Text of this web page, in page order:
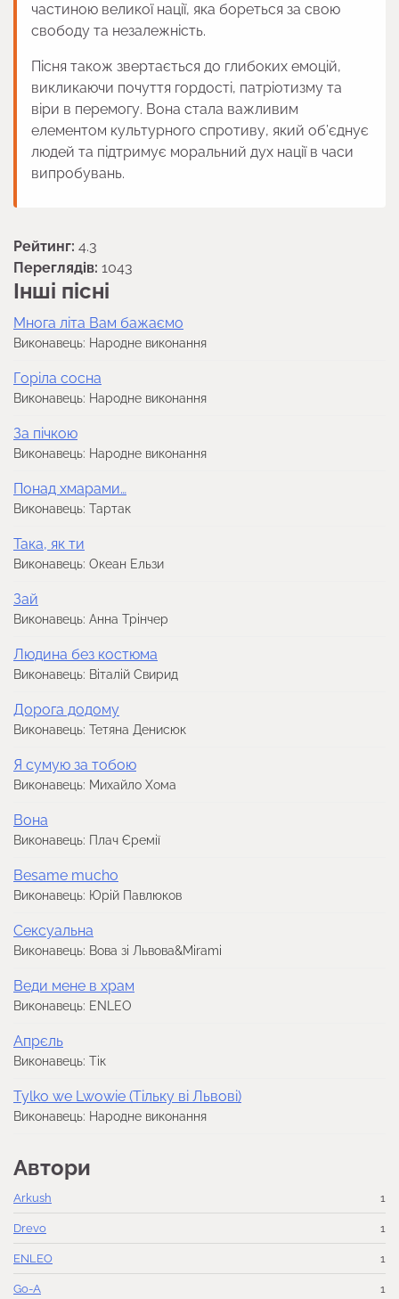
частиною великої нації, яка бореться за свою
свободу та незалежність.
Пісня також звертається до глибоких емоцій,
викликаючи почуття гордості, патріотизму та
віри в перемогу. Вона стала важливим
елементом культурного спротиву, який об’єднує
людей та підтримує моральний дух нації в часи
випробувань.
Рейтинг: 4.3
Переглядів: 1043
Інші пісні
Многа літа Вам бажаємо
Виконавець: Народне виконання
Горіла сосна
Виконавець: Народне виконання
За пiчкою
Виконавець: Народне виконання
Понад хмарами…
Виконавець: Тартак
Така, як ти
Виконавець: Океан Ельзи
Зай
Виконавець: Анна Трінчер
Людина без костюма
Виконавець: Віталій Свирид
Дорога додому
Виконавець: Тетяна Денисюк
Я сумую за тобою
Виконавець: Михайло Хома
Вона
Виконавець: Плач Єремії
Besame mucho
Виконавець: Юрій Павлюков
Сексуальна
Виконавець: Вова зі Львова&Mirami
Веди мене в храм
Виконавець: ENLEO
Апрєль
Виконавець: Тік
Tylko we Lwowie (Тільку ві Львові)
Виконавець: Народне виконання
Автори
Arkush 1
Drevo 1
ENLEO 1
Go-A 1